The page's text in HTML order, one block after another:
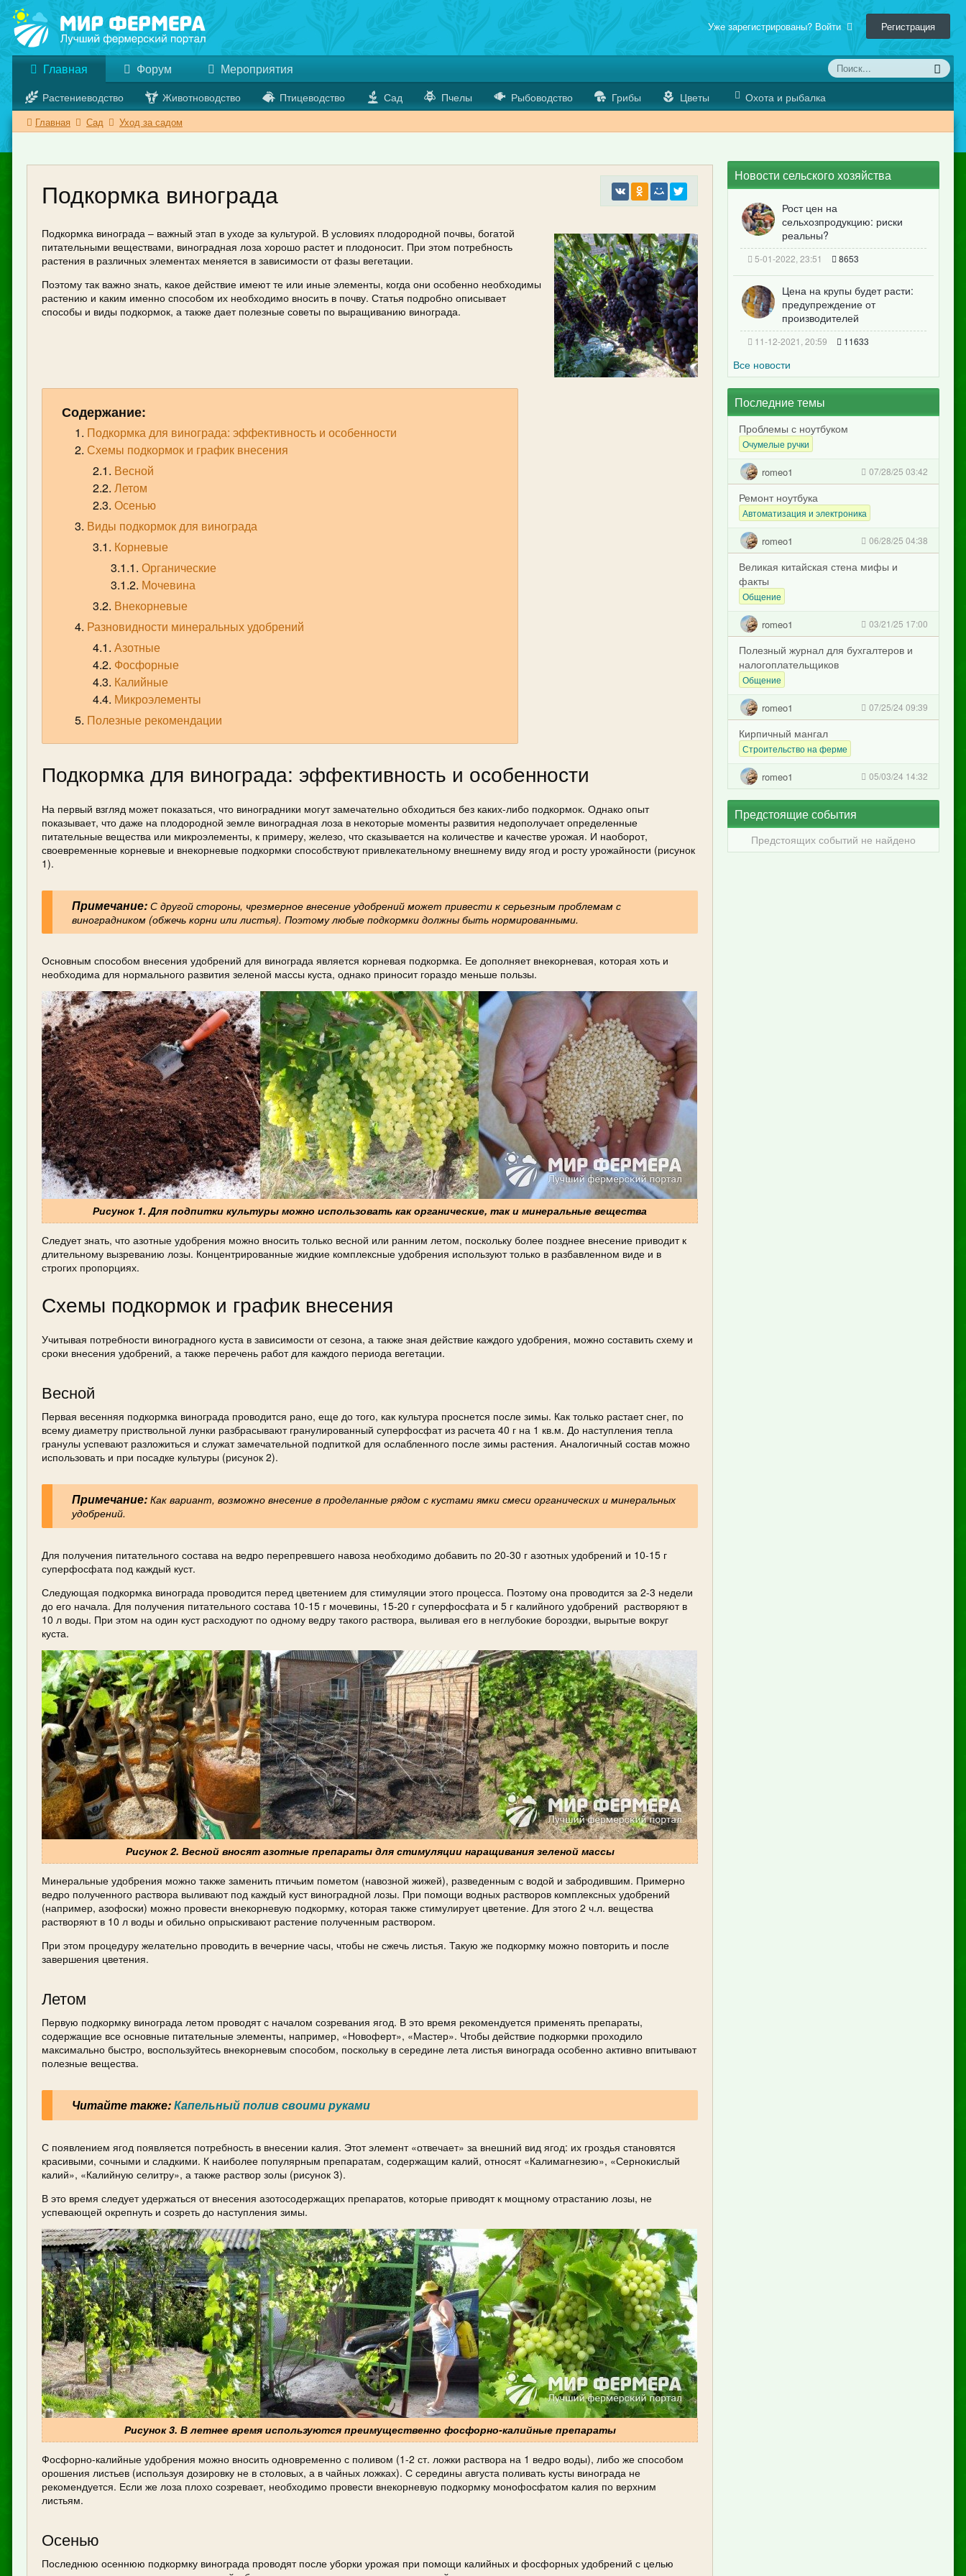
Уже зарегистрированы? Войти Регистрация
Главная
Растениеводство Животноводство Птицеводство Сад Пчелы Рыбоводство Грибы Цветы Охота и рыбалка
Форум Мероприятия
Главная Сад Уход за садом
Подкормка винограда
Подкормка винограда – важный этап в уходе за культурой. В условиях плодородной почвы, богатой
питательными веществами, виноградная лоза хорошо растет и плодоносит. При этом потребность
растения в различных элементах меняется в зависимости от фазы вегетации.
Поэтому так важно знать, какое действие имеют те или иные элементы, когда они особенно необходимы
растению и каким именно способом их необходимо вносить в почву. Статья подробно описывает
способы и виды подкормок, а также дает полезные советы по выращиванию винограда.
Содержание:
Подкормка для винограда: эффективность и особенности
Схемы подкормок и график внесения
Весной
Летом
Осенью
Виды подкормок для винограда
Корневые
Органические
Мочевина
Внекорневые
Разновидности минеральных удобрений
Азотные
Фосфорные
Калийные
Микроэлементы
Полезные рекомендации
Подкормка для винограда: эффективность и особенности
На первый взгляд может показаться, что виноградники могут замечательно обходиться без каких-либо подкормок. Однако опыт
показывает, что даже на плодородной земле виноградная лоза в некоторые моменты развития недополучает определенные
питательные вещества или микроэлементы, к примеру, железо, что сказывается на количестве и качестве урожая. И наоборот,
своевременные корневые и внекорневые подкормки способствуют привлекательному внешнему виду ягод и росту урожайности (рисунок
1).
Примечание: С другой стороны, чрезмерное внесение удобрений может привести к серьезным проблемам с
виноградником (обжечь корни или листья). Поэтому любые подкормки должны быть нормированными.
Основным способом внесения удобрений для винограда является корневая подкормка. Ее дополняет внекорневая, которая хоть и
необходима для нормального развития зеленой массы куста, однако приносит гораздо меньше пользы.
Рисунок 1. Для подпитки культуры можно использовать как органические, так и минеральные вещества
Следует знать, что азотные удобрения можно вносить только весной или ранним летом, поскольку более позднее внесение приводит к
длительному вызреванию лозы. Концентрированные жидкие комплексные удобрения используют только в разбавленном виде и в
строгих пропорциях.
Схемы подкормок и график внесения
Учитывая потребности виноградного куста в зависимости от сезона, а также зная действие каждого удобрения, можно составить схему и
сроки внесения удобрений, а также перечень работ для каждого периода вегетации.
Весной
Первая весенняя подкормка винограда проводится рано, еще до того, как культура проснется после зимы. Как только растает снег, по
всему диаметру приствольной лунки разбрасывают гранулированный суперфосфат из расчета 40 г на 1 кв.м. До наступления тепла
гранулы успевают разложиться и служат замечательной подпиткой для ослабленного после зимы растения. Аналогичный состав можно
использовать и при посадке культуры (рисунок 2).
Примечание: Как вариант, возможно внесение в проделанные рядом с кустами ямки смеси органических и минеральных
удобрений.
Для получения питательного состава на ведро перепревшего навоза необходимо добавить по 20-30 г азотных удобрений и 10-15 г
суперфосфата под каждый куст.
Следующая подкормка винограда проводится перед цветением для стимуляции этого процесса. Поэтому она проводится за 2-3 недели
до его начала. Для получения питательного состава 10-15 г мочевины, 15-20 г суперфосфата и 5 г калийного удобрений растворяют в
10 л воды. При этом на один куст расходуют по одному ведру такого раствора, выливая его в неглубокие бороздки, вырытые вокруг
куста.
Рисунок 2. Весной вносят азотные препараты для стимуляции наращивания зеленой массы
Минеральные удобрения можно также заменить птичьим пометом (навозной жижей), разведенным с водой и забродившим. Примерно
ведро полученного раствора выливают под каждый куст виноградной лозы. При помощи водных растворов комплексных удобрений
(например, азофоски) можно провести внекорневую подкормку, которая также стимулирует цветение. Для этого 2 ч.л. вещества
растворяют в 10 л воды и обильно опрыскивают растение полученным раствором.
При этом процедуру желательно проводить в вечерние часы, чтобы не сжечь листья. Такую же подкормку можно повторить и после
завершения цветения.
Летом
Первую подкормку винограда летом проводят с началом созревания ягод. В это время рекомендуется применять препараты,
содержащие все основные питательные элементы, например, «Новоферт», «Мастер». Чтобы действие подкормки проходило
максимально быстро, воспользуйтесь внекорневым способом, поскольку в середине лета листья винограда особенно активно впитывают
полезные вещества.
Читайте также:Капельный полив своими руками
С появлением ягод появляется потребность в внесении калия. Этот элемент «отвечает» за внешний вид ягод: их гроздья становятся
красивыми, сочными и сладкими. К наиболее популярным препаратам, содержащим калий, относят «Калимагнезию», «Сернокислый
калий», «Калийную селитру», а также раствор золы (рисунок 3).
В это время следует удержаться от внесения азотосодержащих препаратов, которые приводят к мощному отрастанию лозы, не
успевающей окрепнуть и созреть до наступления зимы.
Рисунок 3. В летнее время используются преимущественно фосфорно-калийные препараты
Фосфорно-калийные удобрения можно вносить одновременно с поливом (1-2 ст. ложки раствора на 1 ведро воды), либо же способом
орошения листьев (используя дозировку не в столовых, а в чайных ложках). С середины августа поливать кусты винограда не
рекомендуется. Если же лоза плохо созревает, необходимо провести внекорневую подкормку монофосфатом калия по верхним
листьям.
Осенью
Последнюю осеннюю подкормку винограда проводят после уборки урожая при помощи калийных и фосфорных удобрений с целью
Новости сельского хозяйства
Рост цен на
сельхозпродукцию: риски
реальны?
5-01-2022, 23:51 8653
Цена на крупы будет расти:
предупреждение от
производителей
11-12-2021, 20:59 11633
Все новости
Последние темы
Проблемы с ноутбуком
Очумелые ручки
romeo1 07/28/25 03:42
Ремонт ноутбука
Автоматизация и электроника
romeo1 06/28/25 04:38
Великая китайская стена мифы и
факты
Общение
romeo1 03/21/25 17:00
Полезный журнал для бухгалтеров и
налогоплательщиков
Общение
romeo1 07/25/24 09:39
Кирпичный мангал
Строительство на ферме
romeo1 05/03/24 14:32
Предстоящие события
Предстоящих событий не найдено